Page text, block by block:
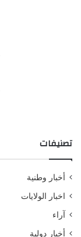
تصنيفات
أخبار وطنية
اخبار الولايات
آراء
أخبار دولية